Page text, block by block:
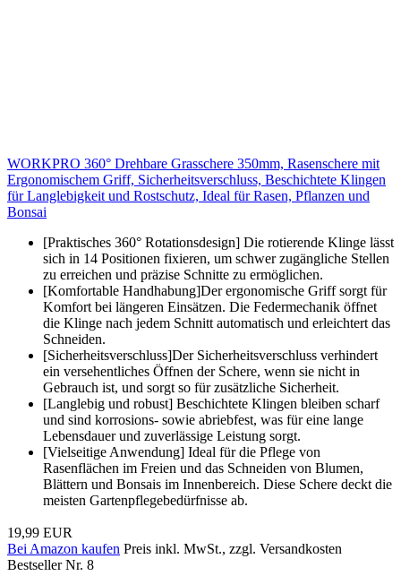
WORKPRO 360° Drehbare Grasschere 350mm, Rasenschere mit
Ergonomischem Griff, Sicherheitsverschluss, Beschichtete Klingen
für Langlebigkeit und Rostschutz, Ideal für Rasen, Pflanzen und
Bonsai
[Praktisches 360° Rotationsdesign] Die rotierende Klinge lässt
sich in 14 Positionen fixieren, um schwer zugängliche Stellen
zu erreichen und präzise Schnitte zu ermöglichen.
[Komfortable Handhabung]Der ergonomische Griff sorgt für
Komfort bei längeren Einsätzen. Die Federmechanik öffnet
die Klinge nach jedem Schnitt automatisch und erleichtert das
Schneiden.
[Sicherheitsverschluss]Der Sicherheitsverschluss verhindert
ein versehentliches Öffnen der Schere, wenn sie nicht in
Gebrauch ist, und sorgt so für zusätzliche Sicherheit.
[Langlebig und robust] Beschichtete Klingen bleiben scharf
und sind korrosions- sowie abriebfest, was für eine lange
Lebensdauer und zuverlässige Leistung sorgt.
[Vielseitige Anwendung] Ideal für die Pflege von
Rasenflächen im Freien und das Schneiden von Blumen,
Blättern und Bonsais im Innenbereich. Diese Schere deckt die
meisten Gartenpflegebedürfnisse ab.
19,99 EUR
Bei Amazon kaufen Preis inkl. MwSt., zzgl. Versandkosten
Bestseller Nr. 8